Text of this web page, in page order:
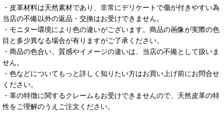
・皮革材料は天然素材であり、非常にデリケートで傷が付きやすい為
当店の不備以外の返品・交換はお受けできません。
・モニター環境により色の違いがございます。商品の画像が実際の色
目と多少異なる場合が有りますがご了承ください。
・商品の色合い、質感やイメージの違いは、当店の不備として扱いま
せん。
・色などについてもっと詳しく知りたい方はお買い上げ前にお問合せ
ください。
・革の特徴に関するクレームもお受けできませんので、天然皮革の特
性をご理解のうえご注文ください。